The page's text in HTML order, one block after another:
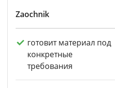
Zaochnik
готовит материал под
конкретные
требования